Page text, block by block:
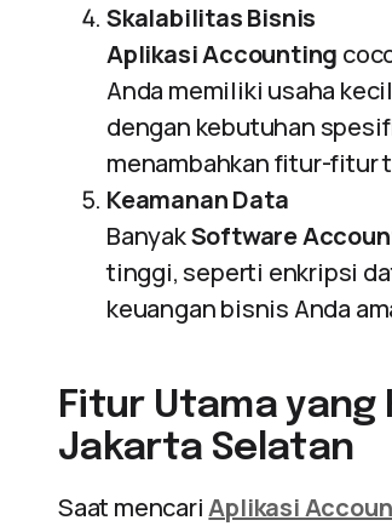
Skalabilitas Bisnis
Aplikasi Accounting
Anda memiliki usaha
dengan kebutuhan
menambahkan fitur-fitur
Keamanan Data
BanyakSoftware
tinggi, seperti enkripsi
keuangan bisnis Anda
Fitur Utama yang
Jakarta Selatan
Saat mencariAplikasi